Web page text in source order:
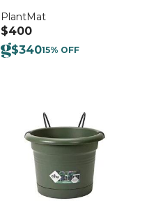
PlantMat
$400
$34015% OFF